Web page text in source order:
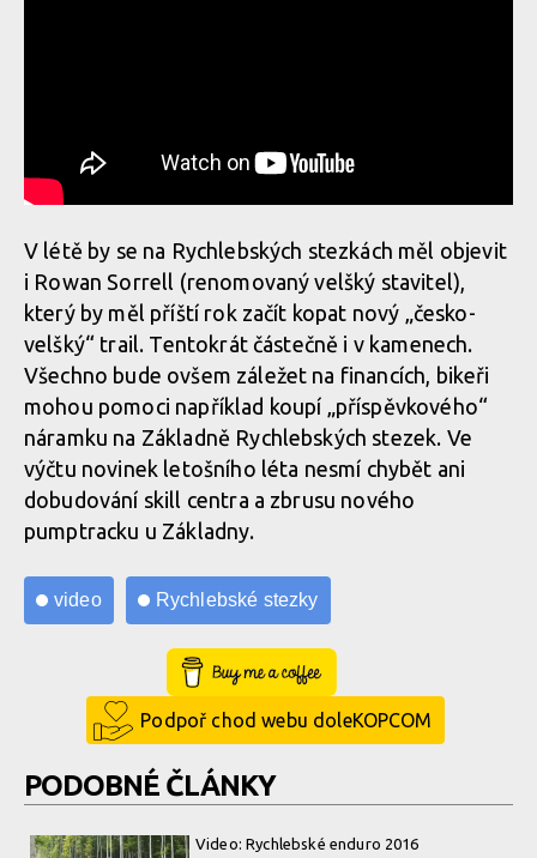
V létě by se na Rychlebských stezkách měl objevit
i Rowan Sorrell (renomovaný velšký stavitel),
který by měl příští rok začít kopat nový „česko-
velšký“ trail. Tentokrát částečně i v kamenech.
Všechno bude ovšem záležet na financích, bikeři
mohou pomoci například koupí „příspěvkového“
náramku na Základně Rychlebských stezek. Ve
výčtu novinek letošního léta nesmí chybět ani
dobudování skill centra a zbrusu nového
pumptracku u Základny.
video Rychlebské stezky
Buy Me a Coffee
Podpoř chod webu doleKOPCOM
PODOBNÉ ČLÁNKY
Video: Rychlebské enduro 2016